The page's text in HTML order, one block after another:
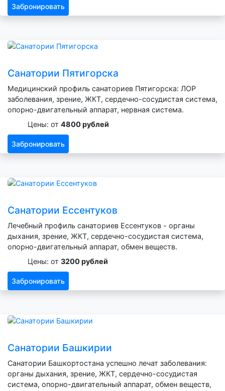
Забронировать
Санатории Пятигорска
Медицинский профиль санаториев Пятигорска: ЛОР
заболевания, зрение, ЖКТ, сердечно-сосудистая система,
опорно-двигательный аппарат, нервная система.
Цены: от 4800 рублей
Забронировать
Санатории Ессентуков
Лечебный профиль санаториев Ессентуков - органы
дыхания, зрение, ЖКТ, сердечно-сосудистая система,
опорно-двигательный аппарат, обмен веществ.
Цены: от 3200 рублей
Забронировать
Санатории Башкирии
Санатории Башкортостана успешно лечат заболевания:
органы дыхания, зрение, ЖКТ, сердечно-сосудистая
система, опорно-двигательный аппарат, обмен веществ,